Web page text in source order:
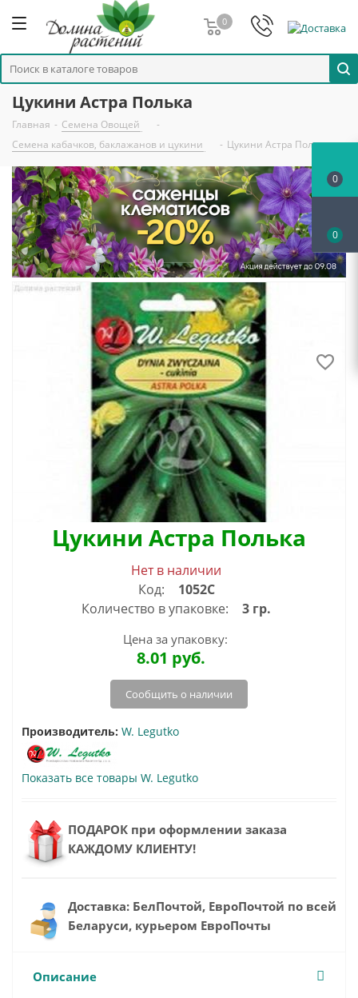
0
Цукини Астра Полька
Главная - Семена Овощей
-
Семена кабачков, баклажанов и цукини
- Цукини Астра Полька
Цукини Астра Полька
Нет в наличии
Код:
1052С
Количество в упаковке:
3 гр.
Цена за упаковку:
8.01 руб.
Сообщить о наличии
Производитель: W. Legutko
Показать все товары W. Legutko
ПОДАРОК при оформлении заказа
КАЖДОМУ КЛИЕНТУ!
Доставка: БелПочтой, ЕвроПочтой по всей
Беларуси, курьером ЕвроПочты
Описание
0
0